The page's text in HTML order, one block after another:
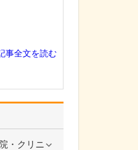
・クリニ
事全文を読む